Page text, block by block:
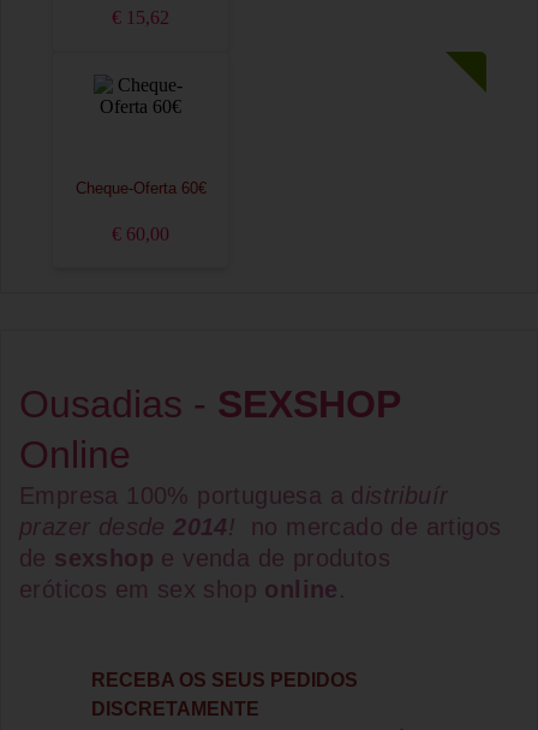
€ 15,62
Cheque-Oferta 60€
€ 60,00
Ousadias - SEXSHOP
Online
Empresa 100% portuguesa a d istribuír
prazer desde2014!
no mercado de artigos
de sexshop e venda de produtos
eróticos em sex shop online.
RECEBA OS SEUS PEDIDOS
DISCRETAMENTE